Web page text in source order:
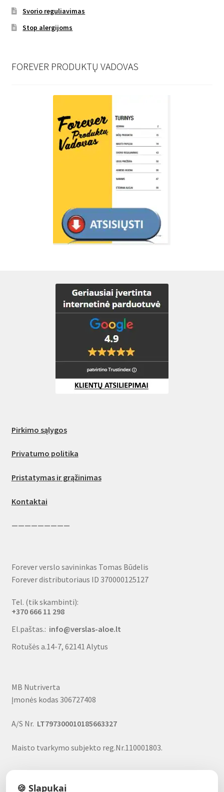
Svorio reguliavimas
Stop alergijoms
FOREVER PRODUKTŲ VADOVAS
Pirkimo sąlygos
Privatumo politika
Pristatymas ir grąžinimas
Kontaktai
—————————
Forever verslo savininkas Tomas Būdelis
Forever distributoriaus ID 370000125127
Tel. (tik skambinti):
+370 666 11 298
El.paštas.: info@verslas-aloe.lt
Rotušės a.14-7, 62141 Alytus
MB Nutriverta
Įmonės kodas 306727408
A/S Nr. LT797300010185663327
Maisto tvarkymo subjekto reg.Nr.110001803.
🍪 Slapukai